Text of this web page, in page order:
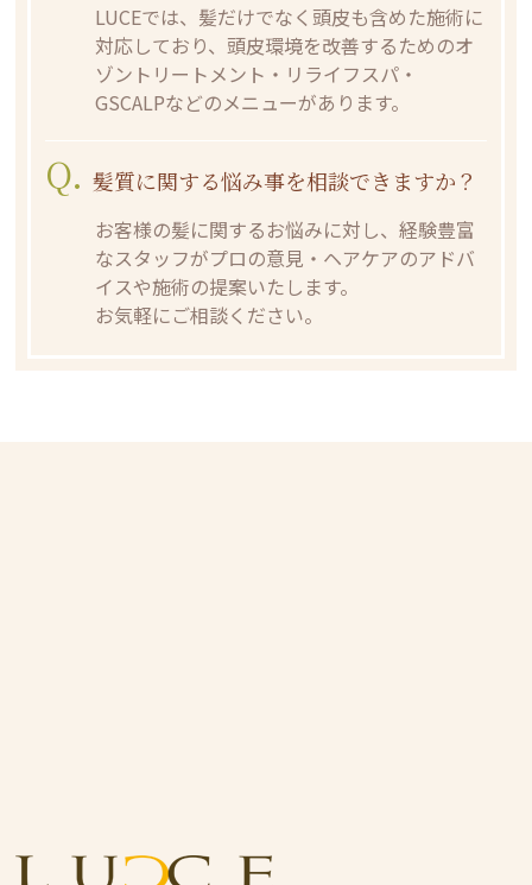
LUCEでは、髪だけでなく頭皮も含めた施術に
対応しており、頭皮環境を改善するためのオ
ゾントリートメント・リライフスパ・
GSCALPなどのメニューがあります。
Q. 髪質に関する悩み事を相談できますか？
お客様の髪に関するお悩みに対し、経験豊富
なスタッフがプロの意見・ヘアケアのアドバ
イスや施術の提案いたします。
お気軽にご相談ください。